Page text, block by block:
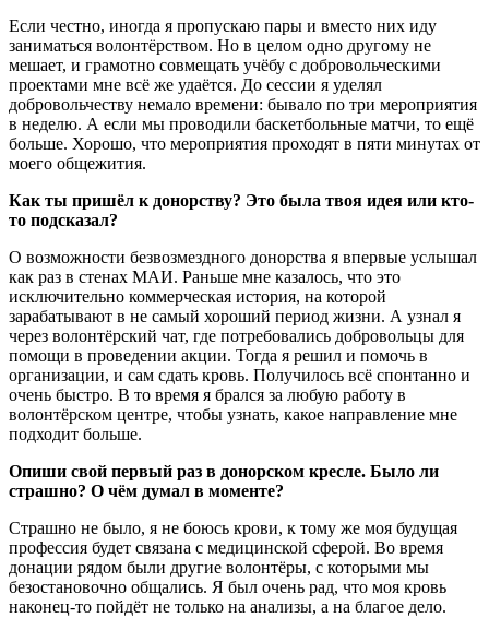
Если честно, иногда я пропускаю пары и вместо них иду
заниматься волонтёрством. Но в целом одно другому не
мешает, и грамотно совмещать учёбу с добровольческими
проектами мне всё же удаётся. До сессии я уделял
добровольчеству немало времени: бывало по три мероприятия
в неделю. А если мы проводили баскетбольные матчи, то ещё
больше. Хорошо, что мероприятия проходят в пяти минутах от
моего общежития.
Как ты пришёл к донорству? Это была твоя идея или кто-
то подсказал?
О возможности безвозмездного донорства я впервые услышал
как раз в стенах МАИ. Раньше мне казалось, что это
исключительно коммерческая история, на которой
зарабатывают в не самый хороший период жизни. А узнал я
через волонтёрский чат, где потребовались добровольцы для
помощи в проведении акции. Тогда я решил и помочь в
организации, и сам сдать кровь. Получилось всё спонтанно и
очень быстро. В то время я брался за любую работу в
волонтёрском центре, чтобы узнать, какое направление мне
подходит больше.
Опиши свой первый раз в донорском кресле. Было ли
страшно? О чём думал в моменте?
Страшно не было, я не боюсь крови, к тому же моя будущая
профессия будет связана с медицинской сферой. Во время
донации рядом были другие волонтёры, с которыми мы
безостановочно общались. Я был очень рад, что моя кровь
наконец-то пойдёт не только на анализы, а на благое дело.